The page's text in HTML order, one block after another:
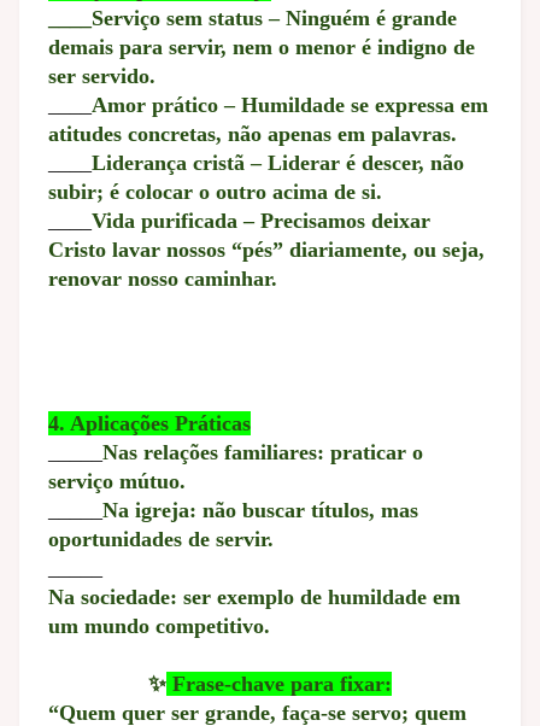
____Serviço sem status – Ninguém é grande
demais para servir, nem o menor é indigno de
ser servido.
Amor prático – Humildade se expressa em
atitudes concretas, não apenas em palavras.
Liderança cristã – Liderar é descer, não
subir; é colocar o outro acima de si.
Vida purificada – Precisamos deixar
Cristo lavar nossos “pés” diariamente, ou seja,
renovar nosso caminhar.
4. Aplicações Práticas
Nas relações familiares: praticar o
serviço mútuo.
Na igreja: não buscar títulos, mas
oportunidades de servir.
Na sociedade: ser exemplo de humildade em
um mundo competitivo.
✨ Frase-chave para fixar:
“Quem quer ser grande, faça-se servo; quem